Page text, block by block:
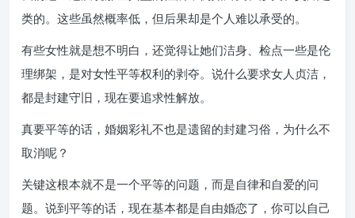
类的。这些虽然概率低，但后果却是个人难以承受的。
有些女性就是想不明白，还觉得让她们洁身、检点一些是伦
理绑架，是对女性平等权利的剥夺。说什么要求女人贞洁，
都是封建守旧，现在要追求性解放。
真要平等的话，婚姻彩礼不也是遗留的封建习俗，为什么不
取消呢？
关键这根本就不是一个平等的问题，而是自律和自爱的问
题。说到平等的话，现在基本都是自由婚恋了，你可以自己